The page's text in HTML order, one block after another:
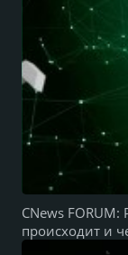
CNews
происходит и